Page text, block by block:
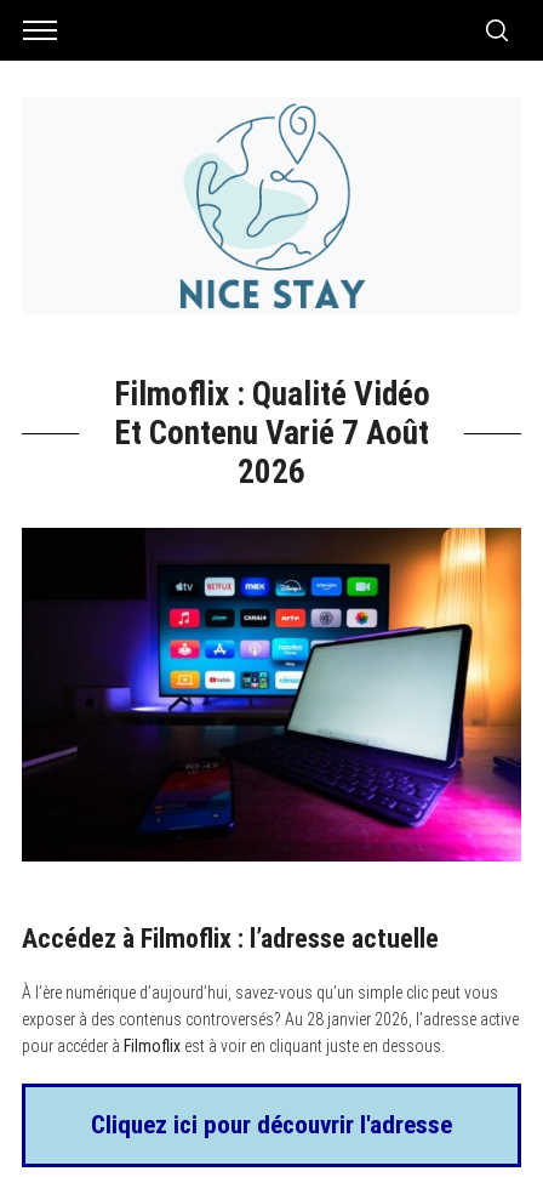
Filmoflix : Qualité Vidéo
Et Contenu Varié 7 Août
2026
Accédez à Filmoflix : l’adresse actuelle
À l’ère numérique d’aujourd’hui, savez-vous qu’un simple clic peut vous
exposer à des contenus controversés? Au 28 janvier 2026, l’adresse active
pour accéder à Filmoflixest à voir en cliquant juste en dessous.
Cliquez ici pour découvrir l'adresse